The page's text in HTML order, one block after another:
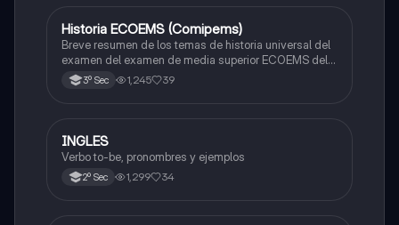
Historia
Historia ECOEMS (Comipems)
Breve resumen de los temas de historia universal del
examen del examen de media superior ECOEMS del
valle de México
3º Sec 1,245 39
Inglés
INGLES
Verbo to-be, pronombres y ejemplos
2º Sec 1,299 34